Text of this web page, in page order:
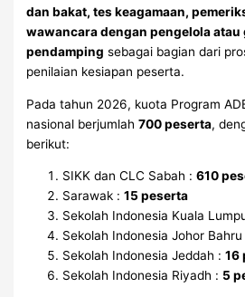
dan bakat, tes keagamaan,
wawancara dengan pengelola atau
pendamping sebagai bagian dari
penilaian kesiapan peserta.
Pada tahun 2026, kuota Program
nasional berjumlah700 peserta,
berikut:
SIKK dan CLC Sabah :610
Sarawak :15 peserta
Sekolah Indonesia Kuala
Sekolah Indonesia Johor
Sekolah Indonesia Jeddah :16
Sekolah Indonesia Riyadh : 5